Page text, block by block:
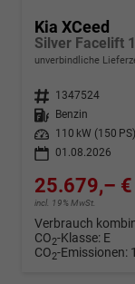
Kia XCeed
unverbindliche
Fahrzeugnr. 1347524
Kraftstoff
Benzin
Leistung
110 kW (150 PS)
01.08.2026
25.679,– €
incl. 19% MwSt.
Verbrauch
CO2-Klasse: E
CO2-Emissionen: